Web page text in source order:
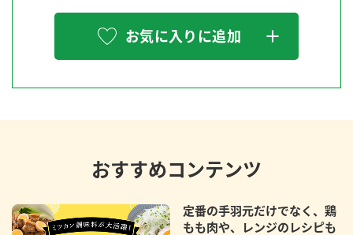
お気に入りに追加
おすすめコンテンツ
定番の手羽元だけでなく、鶏
もも肉や、レンジのレシピも